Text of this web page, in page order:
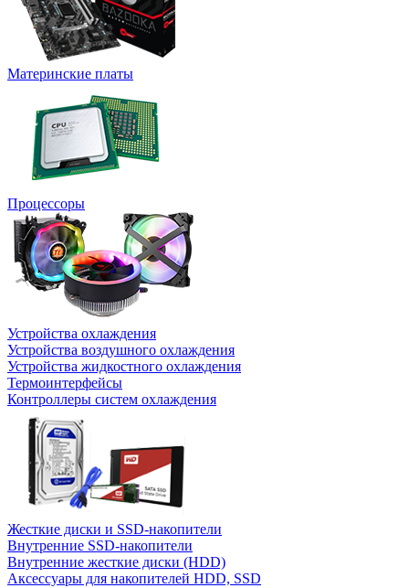
Материнские платы
Процессоры
Устройства охлаждения
Устройства воздушного охлаждения
Устройства жидкостного охлаждения
Термоинтерфейсы
Контроллеры систем охлаждения
Жесткие диски и SSD-накопители
Внутренние SSD-накопители
Внутренние жесткие диски (HDD)
Аксессуары для накопителей HDD, SSD